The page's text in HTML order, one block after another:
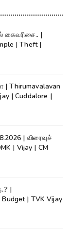
கைவரிசை.. |
| Theft |
Thirumavalavan
| Cuddalore |
| விரைவுச்
| Vijay | CM
|
| TVK Vijay